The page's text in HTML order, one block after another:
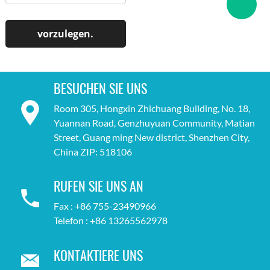
BESUCHEN SIE UNS
Room 305, Hongxin Zhichuang Building, No. 18,
Yuannan Road, Genzhuyuan Community, Matian
Street, Guang ming New district, Shenzhen City,
China ZIP: 518106
RUFEN SIE UNS AN
Fax : +86 755-23490966
Telefon : +86 13265562978
KONTAKTIERE UNS